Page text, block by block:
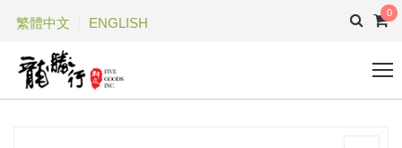
繁體中文 ENGLISH
0